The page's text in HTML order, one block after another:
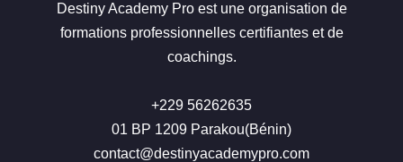
Destiny Academy Pro est une organisation de
formations professionnelles certifiantes et de
coachings.
+229 56262635
01 BP 1209 Parakou(Bénin)
contact@destinyacademypro.com